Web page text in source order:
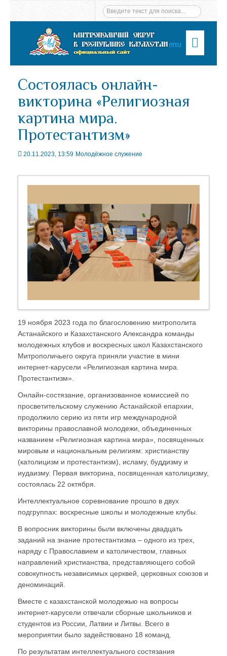
Menu
Состоялась онлайн-
викторина «Религиозная
картина мира.
Протестантизм»
20.11.2023, 13:59 Молодёжное служение
19 ноября 2023 года по благословению митрополита
Астанайского и Казахстанского Александра команды
молодежных клубов и воскресных школ Казахстанского
Митрополичьего округа приняли участие в мини
интернет-карусели «Религиозная картина мира.
Протестантизм».
Онлайн-состязание, организованное комиссией по
просветительскому служению Астанайской епархии,
продолжило серию из пяти игр международной
викторины православной молодежи, объединенных
названием «Религиозная картина мира», посвященных
мировым и национальным религиям: христианству
(католицизм и протестантизм), исламу, буддизму и
иудаизму. Первая викторина, посвященная католицизму,
состоялась 22 октября.
Интеллектуальное соревнование прошло в двух
подгруппах: воскресные школы и молодежные клубы.
В вопросник викторины были включены двадцать
заданий на знание протестантизма – одного из трех,
наряду с Православием и католичеством, главных
направлений христианства, представляющего собой
совокупность независимых церквей, церковных союзов и
деноминаций.
Вместе с казахстанской молодежью на вопросы
интернет-карусели отвечали сборные школьников и
студентов из России, Латвии и Литвы. Всего в
мероприятии было задействовано 18 команд.
По результатам интеллектуального состязания